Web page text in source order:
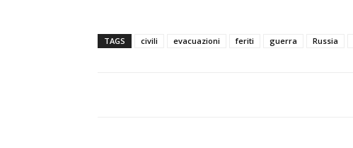
TAGS civili evacuazioni feriti guerra Russia